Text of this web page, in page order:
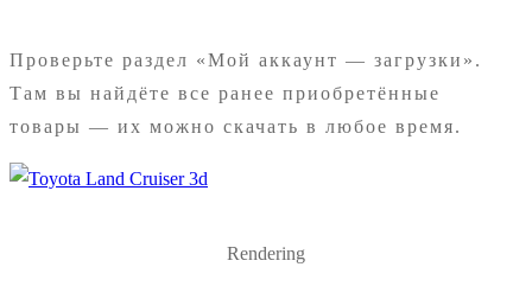
Проверьте раздел «Мой аккаунт — загрузки».
Там вы найдёте все ранее приобретённые
товары — их можно скачать в любое время.
Rendering